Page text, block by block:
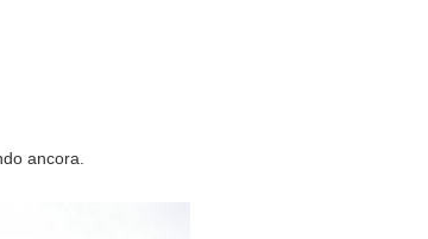
ancora.